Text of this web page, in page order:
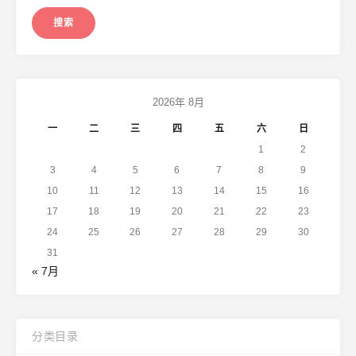
2026年 8月
一 二 三 四 五 六
日
1
2
3
4 5 6 7 8
9
10
11 12 13 14 15
16
17
18 19 20 21 22
23
24
25 26 27 28 29
30
31
« 7月
分类目录